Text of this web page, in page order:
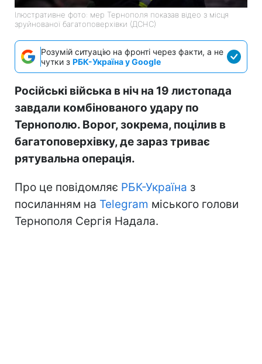
Ілюстративне фото: мер Тернополя показав відео з місця
зруйнованої багатоповерхівки (ДСНС)
Розумій ситуацію на фронті через факти, а не
чутки з РБК-Україна у Google
Російські війська в ніч на 19 листопада
завдали комбінованого удару по
Тернополю. Ворог, зокрема, поцілив в
багатоповерхівку, де зараз триває
рятувальна операція.
Про це повідомляє РБК-Україна з
посиланням на Telegram міського голови
Тернополя Сергія Надала.